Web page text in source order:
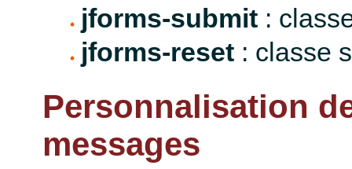
jforms-submit :
jforms-reset : classe
Personnalisation
messages